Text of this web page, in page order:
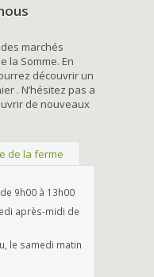
marchés
la Somme. En
découvrir un
. N’hésitez pas a
de nouveaux
de la ferme
9h00 à 13h00
après-midi de
le samedi matin